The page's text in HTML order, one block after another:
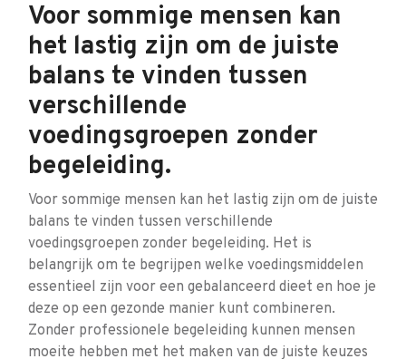
Voor sommige mensen kan
het lastig zijn om de juiste
balans te vinden tussen
verschillende
voedingsgroepen zonder
begeleiding.
Voor sommige mensen kan het lastig zijn om de juiste
balans te vinden tussen verschillende
voedingsgroepen zonder begeleiding. Het is
belangrijk om te begrijpen welke voedingsmiddelen
essentieel zijn voor een gebalanceerd dieet en hoe je
deze op een gezonde manier kunt combineren.
Zonder professionele begeleiding kunnen mensen
moeite hebben met het maken van de juiste keuzes